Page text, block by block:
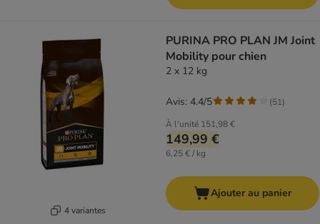
4 variantes
PURINA PRO PLAN JM Joint
Mobility pour chien
2 x 12 kg
À l'unité 151,98 €
149,99 €
6,25 € / kg
Avis: 4.4/5 (51)
Ajouter au panier